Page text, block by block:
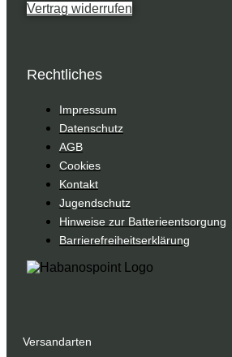
Vertrag widerrufen
Rechtliches
Impressum
Datenschutz
AGB
Cookies
Kontakt
Jugendschutz
Hinweise zur Batterieentsorgung
Barrierefreiheitserklärung
Versandarten